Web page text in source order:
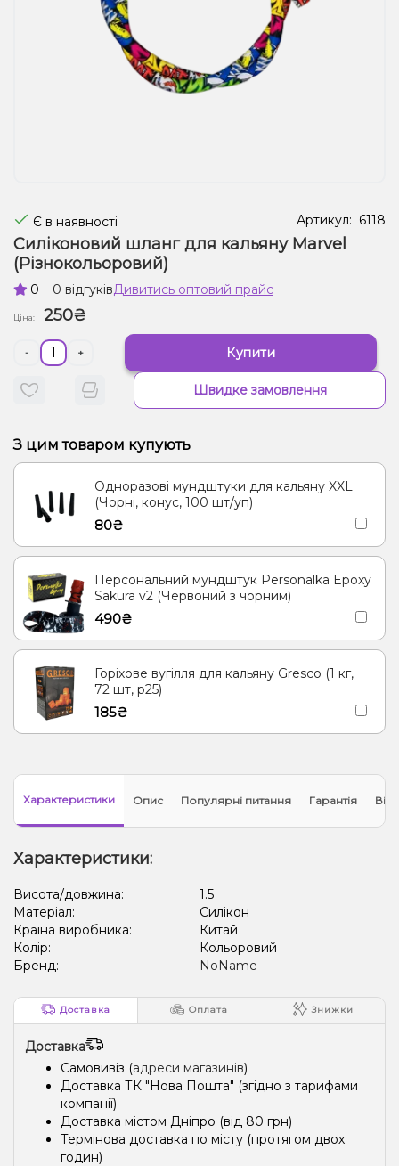
Рідини для електронних сигарет
Подарункові набори
Є в наявності Артикул: 6118
Силіконовий шланг для кальяну Marvel
(Різнокольоровий)
0 0 відгуківДивитись оптовий прайс
Ціна: 250₴
- + Купити
Швидке замовлення
З цим товаром купують
Одноразові мундштуки для кальяну XXL
(Чорні, конус, 100 шт/уп)
80₴
Персональний мундштук Personalka Epoxy
Sakura v2 (Червоний з чорним)
490₴
Горіхове вугілля для кальяну Gresco (1 кг,
72 шт, р25)
185₴
Характеристики Опис Популярні питання Гарантія
Характеристики:
Висота/довжина:
1.5
Матеріал:
Силікон
Країна виробника:
Китай
Колір:
Кольоровий
Бренд:
NoName
Доставка Оплата Знижки
Доставка
Самовивіз (адреси магазинів)
Доставка ТК "Нова Пошта" (згідно з тарифами
компанії)
Доставка містом Дніпро (від 80 грн)
Термінова доставка по місту (протягом двох
годин)